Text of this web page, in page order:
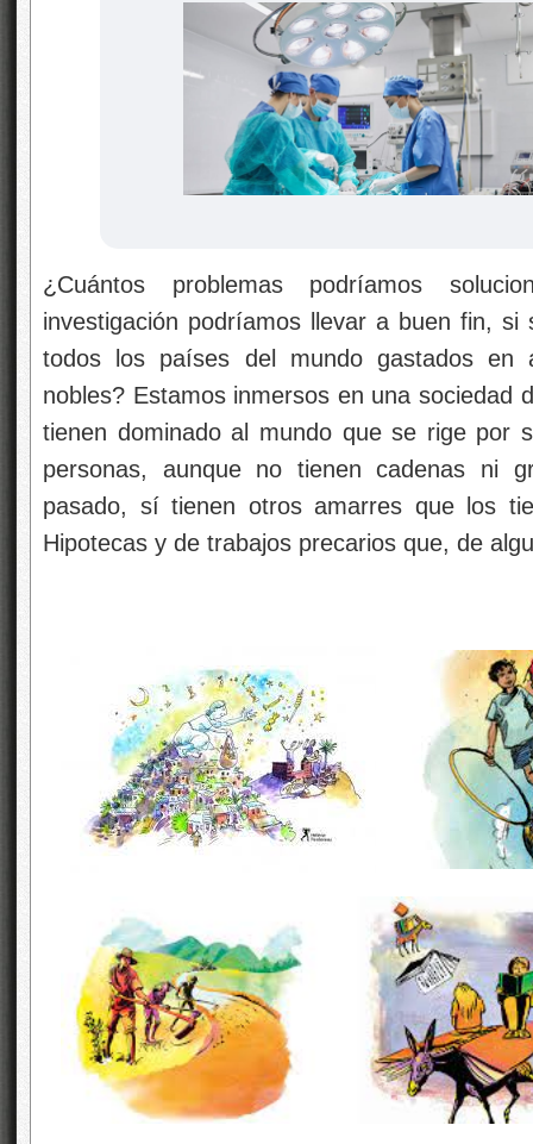
¿Cuántos problemas podríamos
investigación podríamos llevar a buen fin,
todos los países del mundo gastados en
nobles? Estamos inmersos en una sociedad
tienen dominado al mundo que se rige por
personas, aunque no tienen cadenas ni
pasado, sí tienen otros amarres que los
Hipotecas y de trabajos precarios que, de